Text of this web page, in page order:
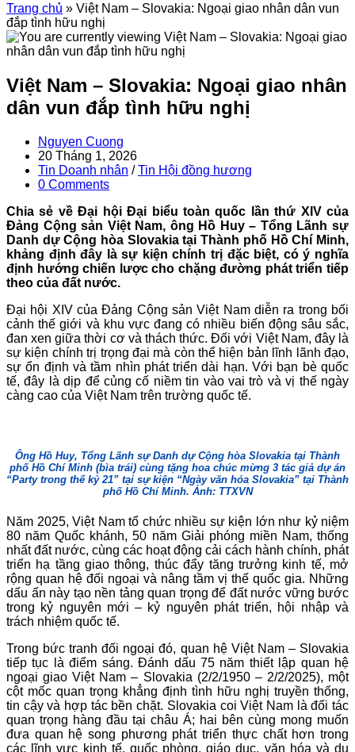
Trang chủ » Việt Nam – Slovakia: Ngoại giao nhân dân vun
đắp tình hữu nghị
Việt Nam – Slovakia: Ngoại giao nhân
dân vun đắp tình hữu nghị
Post
author:
Nguyen Cuong
Post
published:
20 Tháng 1, 2026
Post
category:
Tin Doanh nhân / Tin Hội đồng hương
Post
0 Comments
Chia sẻ về Đại hội Đại biểu toàn quốc lần thứ XIV của
Đảng Cộng sản Việt Nam, ông Hồ Huy – Tổng Lãnh sự
Danh dự Cộng hòa Slovakia tại Thành phố Hồ Chí Minh,
khảng định đây là sự kiện chính trị đặc biệt, có ý nghĩa
định hướng chiến lược cho chặng đường phát triển tiếp
theo của đất nước.
Đại hội XIV của Đảng Cộng sản Việt Nam diễn ra trong bối
cảnh thế giới và khu vực đang có nhiều biến động sâu sắc,
đan xen giữa thời cơ và thách thức. Đối với Việt Nam, đây là
sự kiện chính trị trọng đại mà còn thể hiện bản lĩnh lãnh đạo,
sự ổn định và tầm nhìn phát triển dài hạn. Với bạn bè quốc
tế, đây là dịp để củng cố niềm tin vào vai trò và vị thế ngày
càng cao của Việt Nam trên trường quốc tế.
Ông Hồ Huy, Tổng Lãnh sự Danh dự Cộng hòa Slovakia tại Thành
phố Hồ Chí Minh (bìa trái) cùng tặng hoa chúc mừng 3 tác giả dự án
“Party trong thế kỷ 21” tại sự kiện “Ngày văn hóa Slovakia” tại Thành
phố Hồ Chí Minh. Ảnh: TTXVN
Năm 2025, Việt Nam tổ chức nhiều sự kiện lớn như kỷ niệm
80 năm Quốc khánh, 50 năm Giải phóng miền Nam, thống
nhất đất nước, cùng các hoạt động cải cách hành chính, phát
triển hạ tầng giao thông, thúc đẩy tăng trưởng kinh tế, mở
rộng quan hệ đối ngoại và nâng tầm vị thế quốc gia. Những
dấu ấn này tạo nền tảng quan trọng để đất nước vững bước
trong kỷ nguyên mới – kỷ nguyên phát triển, hội nhập và
trách nhiệm quốc tế.
Trong bức tranh đối ngoại đó, quan hệ Việt Nam – Slovakia
tiếp tục là điểm sáng. Đánh dấu 75 năm thiết lập quan hệ
ngoại giao Việt Nam – Slovakia (2/2/1950 – 2/2/2025), một
cột mốc quan trọng khẳng định tình hữu nghị truyền thống,
tin cậy và hợp tác bền chặt. Slovakia coi Việt Nam là đối tác
quan trọng hàng đầu tại châu Á; hai bên cùng mong muốn
đưa quan hệ song phương phát triển thực chất hơn trong
các lĩnh vực kinh tế, quốc phòng, giáo dục, văn hóa và du